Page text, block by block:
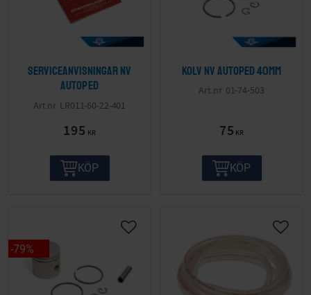
Serviceanvisningar NV
Autoped
LR011-60-22-401
195 KR
KÖP
Kolv NV Autoped 40mm
01-74-503
75 KR
KÖP
79%